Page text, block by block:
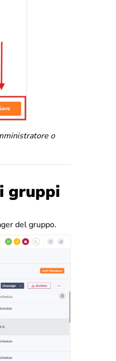
o
gruppi
del gruppo.